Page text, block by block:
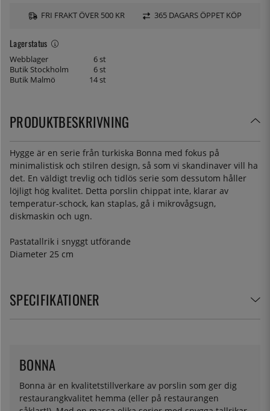
Lagerstatus
Webblager
6 st
Butik Stockholm
6 st
Butik Malmö
14 st
FRI FRAKT ÖVER 500 KR 365 DAGARS ÖPPET KÖP
PRODUKTBESKRIVNING
Hygge är en serie från turkiska Bonna med fokus på
minimalistisk och stilren design, så som vi skandinaver vill ha
det. En väldigt trevlig och tidlös serie som dessutom håller
löjligt hög kvalitet. Detta porslin chippat inte, klarar av
temperatur-schock, kan staplas, gå i mikrovågsugn,
diskmaskin och ugn.
Pastatallrik i snyggt utförande
Diameter 25 cm
SPECIFIKATIONER
Bonna är en kvalitetstillverkare av porslin som ger dig
restaurangkvalitet hemma (eller på restaurangen
BONNA